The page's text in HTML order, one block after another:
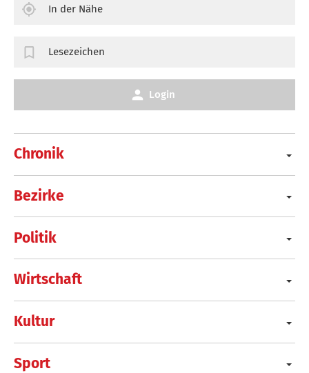
Chronik
Bezirke
Politik
Wirtschaft
Kultur
Sport
In der Nähe
Lesezeichen
Login